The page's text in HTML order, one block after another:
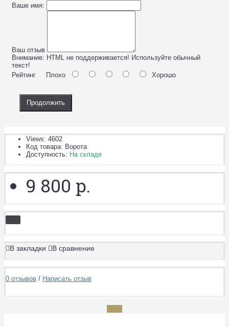
Ваше имя:
Ваш отзыв
Внимание: HTML не поддерживается! Используйте обычный
текст!
Рейтинг Плохо Хорошо
Продолжить
Views: 4602
Код товара: Ворота
Доступность: На складе
9 800 р.
В закладки В сравнение
0 отзывов / Написать отзыв